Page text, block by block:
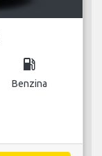
local_gas_station
Benzina